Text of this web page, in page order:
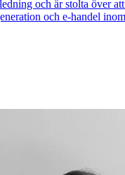
och är stolta över
och e-handel